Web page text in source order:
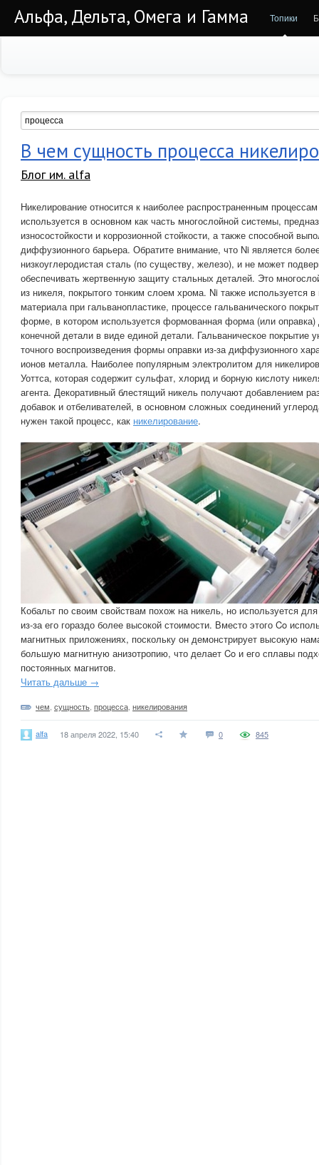
Альфа, Дельта, Омега и Гамма Топики
В чем сущность процесса
Блог им. alfa
Никелирование относится к наиболее распространенным
используется в основном как часть многослойной системы,
износостойкости и коррозионной стойкости, а также способной
диффузионного барьера. Обратите внимание, что Ni является
низкоуглеродистая сталь (по существу, железо), и не может
обеспечивать жертвенную защиту стальных деталей. Это
из никеля, покрытого тонким слоем хрома. Ni также используется в
материала при гальванопластике, процессе гальванического
форме, в котором используется формованная форма (или
конечной детали в виде единой детали. Гальваническое покрытие
точного воспроизведения формы оправки из-за диффузионного
ионов металла. Наиболее популярным электролитом для
Уоттса, которая содержит сульфат, хлорид и борную кислоту
агента. Декоративный блестящий никель получают добавлением
добавок и отбеливателей, в основном сложных соединений
нужен такой процесс, как никелирование.
Кобальт по своим свойствам похож на никель, но используется
из-за его гораздо более высокой стоимости. Вместо этого Co
магнитных приложениях, поскольку он демонстрирует высокую
большую магнитную анизотропию, что делает Co и его сплавы
постоянных магнитов.
Читать дальше →
чем сущность процесса никелирования
alfa 18 апреля 2022, 15:40 0 845